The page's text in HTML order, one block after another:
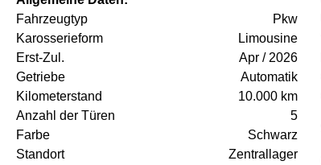
Fahrzeugtyp
Pkw
Karosserieform
Limousine
Erst-Zul.
Apr / 2026
Getriebe
Automatik
Kilometerstand
10.000 km
Anzahl der Türen
5
Farbe
Schwarz
Standort
Zentrallager